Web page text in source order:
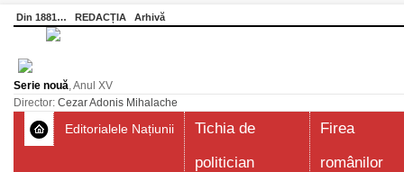
Din 1881… REDACȚIA Arhivă
Serie nouă, Anul XV
Director: Cezar Adonis Mihalache
Editorialele Națiunii
Tichia de
politician
Firea
românilor